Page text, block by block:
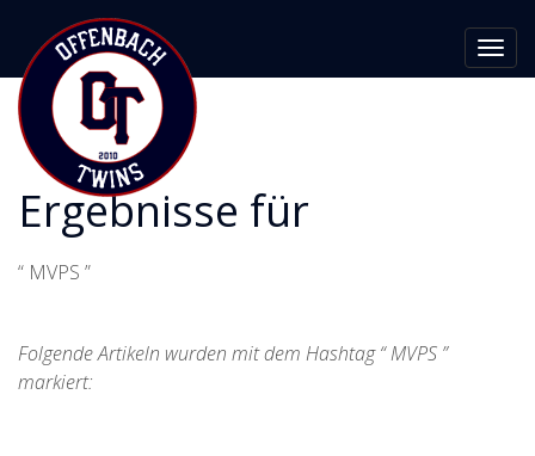
Ergebnisse für
“ MVPS ”
Folgende Artikeln wurden mit dem Hashtag “ MVPS ”
markiert: